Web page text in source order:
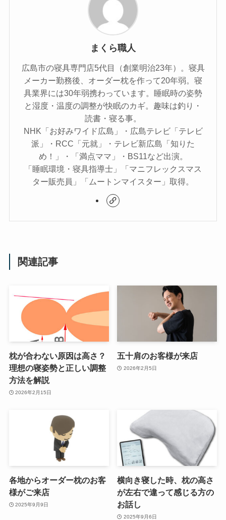
まくら職人
広島市の寝具専門店5代目（創業明治23年）。寝具
メーカー勤務後、オーダー枕を作って20年弱。寝
具業界には30年弱携わっています。睡眠時の姿勢
と湿度・温度の調整が快眠のカギ。趣味は釣り・
読書・寝る事。
NHK「お好みワイド広島」・広島テレビ「テレビ
派」・RCC「元就」・テレビ新広島「知りた
め！」・「満点ママ」・BS11など出演。
「睡眠環境・寝具指導士」「マニフレックスマス
ター販売員」「ムートンマイスター」取得。
関連記事
枕が合わない原因は高さ？
理想の寝姿勢と正しい調整
方法を解説
2026年2月15日
五十肩のお客様が来店
2026年2月5日
各地からオーダー枕のお客
様がご来店
2025年9月9日
横向き寝した時、枕の高さ
が左右で違って感じる方の
お話し
2025年9月6日